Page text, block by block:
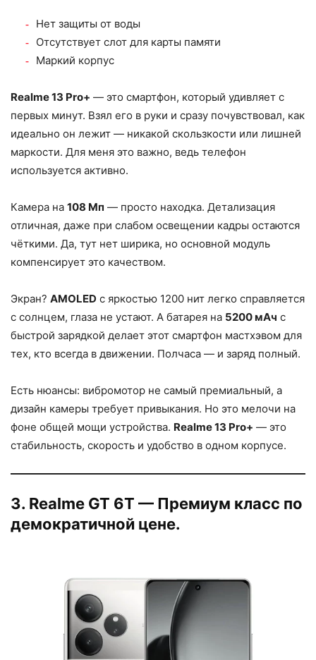
Нет защиты от воды
Отсутствует слот для карты памяти
Маркий корпус
Realme 13 Pro+ — это смартфон, который удивляет с
первых минут. Взял его в руки и сразу почувствовал, как
идеально он лежит — никакой скользкости или лишней
маркости. Для меня это важно, ведь телефон
используется активно.
Камера на 108 Мп — просто находка. Детализация
отличная, даже при слабом освещении кадры остаются
чёткими. Да, тут нет ширика, но основной модуль
компенсирует это качеством.
Экран? AMOLED с яркостью 1200 нит легко справляется
с солнцем, глаза не устают. А батарея на 5200 мАч с
быстрой зарядкой делает этот смартфон мастхэвом для
тех, кто всегда в движении. Полчаса — и заряд полный.
Есть нюансы: вибромотор не самый премиальный, а
дизайн камеры требует привыкания. Но это мелочи на
фоне общей мощи устройства. Realme 13 Pro+ — это
стабильность, скорость и удобство в одном корпусе.
3. Realme GT 6T — Премиум класс по
демократичной цене.